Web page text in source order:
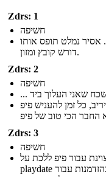
Zdrs: 1
חשיפה
אסיר נמלט תופס אותו
דורש קובץ ומזון.
Zdrs: 2
חשיפה
כל זמן להעניש פיפ
Zdrs: 3
חשיפה
עבור פיפ ללכת על
playdate בבית של אישה עשירה. מיד, גברת ג 'ו רואה את זה כהזדמנות עבור